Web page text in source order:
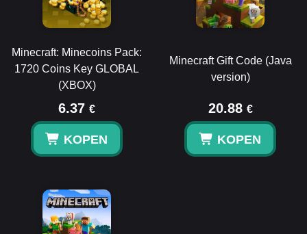
Minecraft: Minecoins Pack:
1720 Coins Key GLOBAL
(XBOX)
6.37 €
KOPEN
Minecraft Gift Code (Java
version)
20.88 €
KOPEN